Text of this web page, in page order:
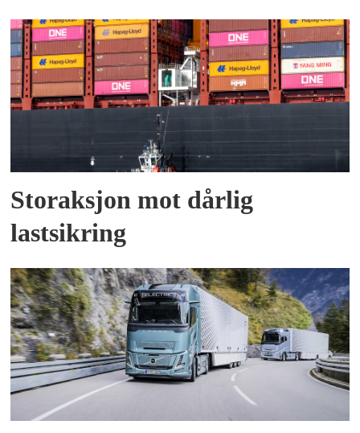
Storaksjon mot dårlig
lastsikring